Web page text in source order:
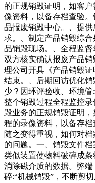
的正规销毁证明，如客
像资料，以备存档查验
品报废销毁中心。、提
求。、制定产品销毁综
品销毁现场。、全程监督
双方核实确认报废产品
理公司开具《产品销毁
结束。、后期回访优化
少？因环评验收、环境管
整个销毁过程全程监控
毁业务的正规销毁证明
程的录像资料，以备存
随之变得重视，如何对
的问题。一、销毁文件
类似装置使物料破碎成
消除磁介质的数据。弊
碎:“机械销毁”，不断剪